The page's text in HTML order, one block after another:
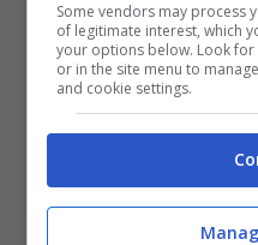
Some vendors may process
of legitimate interest, which
your options below. Look
or in the site menu to
and cookie settings.